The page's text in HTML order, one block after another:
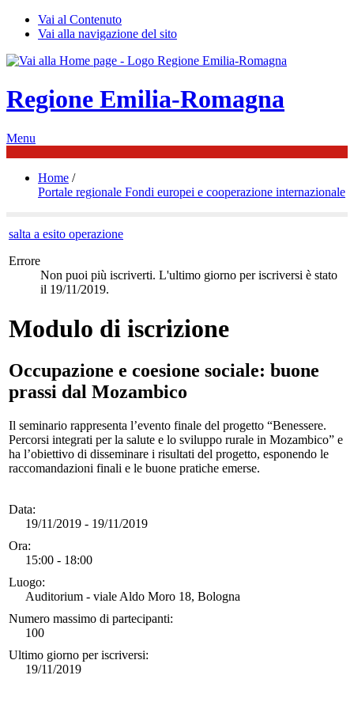
Vai al Contenuto
Vai alla navigazione del sito
Regione Emilia-Romagna
Menu
Home /
Portale regionale Fondi europei e cooperazione internazionale
salta a esito operazione
Errore
Non puoi più iscriverti. L'ultimo giorno per iscriversi è stato
il 19/11/2019.
Modulo di iscrizione
Occupazione e coesione sociale: buone
prassi dal Mozambico
Il seminario rappresenta l’evento finale del progetto “Benessere.
Percorsi integrati per la salute e lo sviluppo rurale in Mozambico” e
ha l’obiettivo di disseminare i risultati del progetto, esponendo le
raccomandazioni finali e le buone pratiche emerse.
Data:
19/11/2019 - 19/11/2019
Ora:
15:00 - 18:00
Luogo:
Auditorium - viale Aldo Moro 18, Bologna
Numero massimo di partecipanti:
100
Ultimo giorno per iscriversi:
19/11/2019